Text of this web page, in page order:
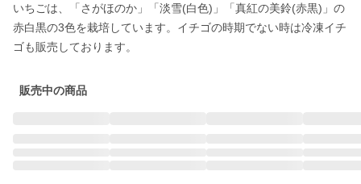
いちごは、「さがほのか」「淡雪(白色)」「真紅の美鈴(赤黒)」の
赤白黒の3色を栽培しています。イチゴの時期でない時は冷凍イチ
ゴも販売しております。
販売中の商品